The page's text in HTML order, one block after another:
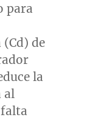
para
de
la
al